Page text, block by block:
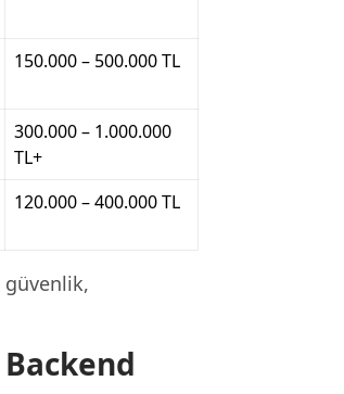
150.000 – 500.000 TL
300.000 – 1.000.000
TL+
120.000 – 400.000 TL
güvenlik,